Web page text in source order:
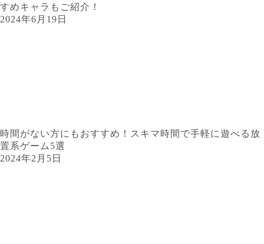
すめキャラもご紹介！
2024年6月19日
時間がない方にもおすすめ！スキマ時間で手軽に遊べる放
置系ゲーム5選
2024年2月5日